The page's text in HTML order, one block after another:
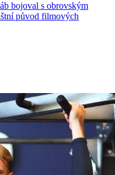
bojoval s obrovským
původ filmových